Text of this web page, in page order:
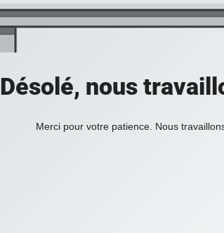
Désolé, nous
Merci pour votre patience. Nous